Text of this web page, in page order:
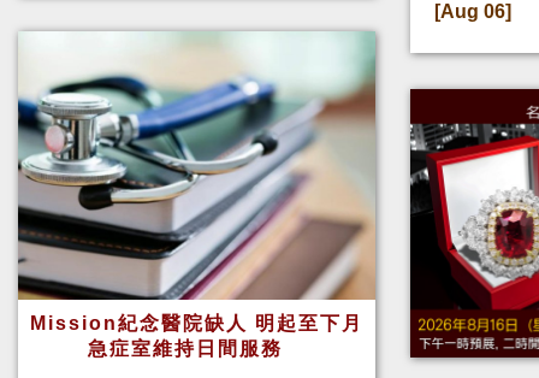
Mission紀念醫院缺人 明起至下月
急症室維持日間服務
[Aug 06]